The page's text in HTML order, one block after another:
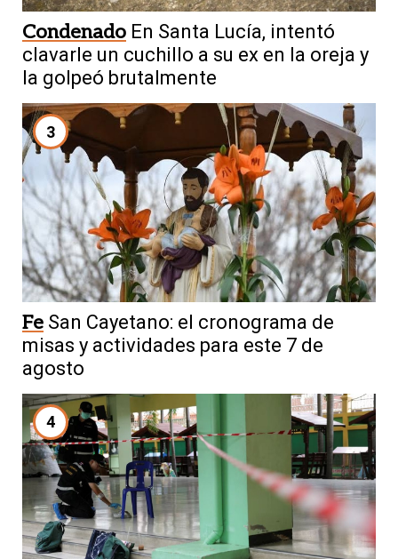
Condenado En Santa Lucía, intentó
clavarle un cuchillo a su ex en la oreja y
la golpeó brutalmente
3
Fe San Cayetano: el cronograma de
misas y actividades para este 7 de
agosto
4